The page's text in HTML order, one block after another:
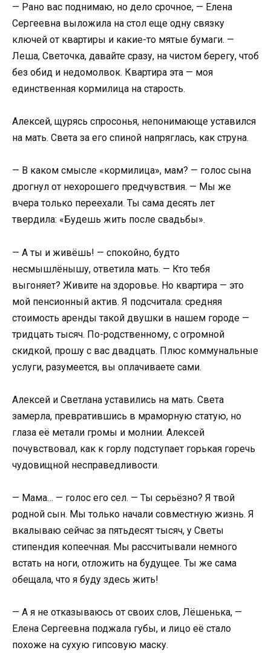
— Рано вас поднимаю, но дело срочное, — Елена
Сергеевна выложила на стол еще одну связку
ключей от квартиры и какие-то мятые бумаги. —
Леша, Светочка, давайте сразу, на чистом берегу, чтоб
без обид и недомолвок. Квартира эта — моя
единственная кормилица на старость.
Алексей, щурясь спросонья, непонимающе уставился
на мать. Света за его спиной напряглась, как струна.
— В каком смысле «кормилица», мам? — голос сына
дрогнул от нехорошего предчувствия. — Мы же
вчера только переехали. Ты сама десять лет
твердила: «Будешь жить после свадьбы».
— А ты и живёшь! — спокойно, будто
несмышлёнышу, ответила мать. — Кто тебя
выгоняет? Живите на здоровье. Но квартира — это
мой пенсионный актив. Я подсчитала: средняя
стоимость аренды такой двушки в нашем городе —
тридцать тысяч. По-родственному, с огромной
скидкой, прошу с вас двадцать. Плюс коммунальные
услуги, разумеется, вы оплачиваете сами.
Алексей и Светлана уставились на мать. Света
замерла, превратившись в мраморную статую, но
глаза её метали громы и молнии. Алексей
почувствовал, как к горлу подступает горькая горечь
чудовищной несправедливости.
— Мама… — голос его сел. — Ты серьёзно? Я твой
родной сын. Мы только начали совместную жизнь. Я
вкалываю сейчас за пятьдесят тысяч, у Светы
стипендия копеечная. Мы рассчитывали немного
встать на ноги, отложить на будущее. Ты же сама
обещала, что я буду здесь жить!
— А я не отказываюсь от своих слов, Лёшенька, —
Елена Сергеевна поджала губы, и лицо её стало
похоже на сухую гипсовую маску.